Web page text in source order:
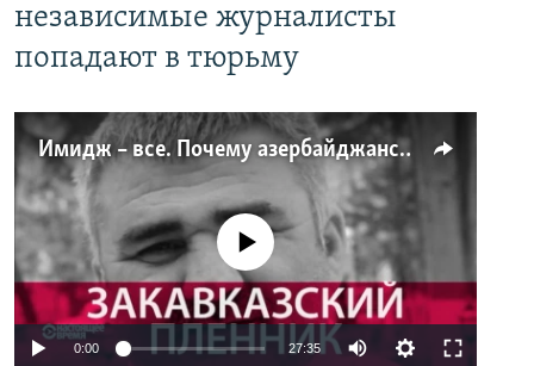
независимые журналисты
попадают в тюрьму
Имидж – все. Почему азербайджанские правозащитники и независимые журналисты попадают в тюрьму
No media source currently available
0:00 27:35